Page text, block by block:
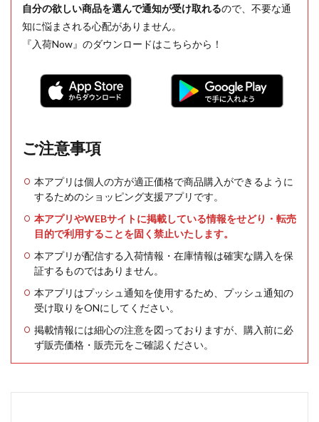
自分の欲しい商品を選んで通知が受け取れるので、不要な通
知に悩まされる心配がありません。
『入荷Now』のダウンロードはこちらから！
ご注意事項
本アプリは個人の方が適正価格で商品購入ができるように
するためのショッピング支援アプリです。
本アプリやWEBサイトに掲載している情報をせどり・転売
目的で利用することを固く禁止いたします。
本アプリが配信する入荷情報・在庫情報は確実な購入を保
証するものではありません。
本アプリはプッシュ通知を使用するため、プッシュ通知の
受け取りをONにしてください。
掲載情報には細心の注意を図っておりますが、購入前に必
ず販売価格・販売元をご確認ください。